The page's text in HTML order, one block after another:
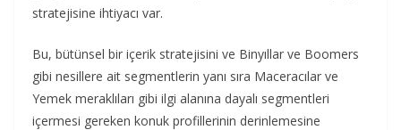
stratejisine ihtiyacı var.
Bu, bütünsel bir içerik stratejisini ve Binyıllar ve Boomers
gibi nesillere ait segmentlerin yanı sıra Maceracılar ve
Yemek meraklıları gibi ilgi alanına dayalı segmentleri
içermesi gereken konuk profillerinin derinlemesine